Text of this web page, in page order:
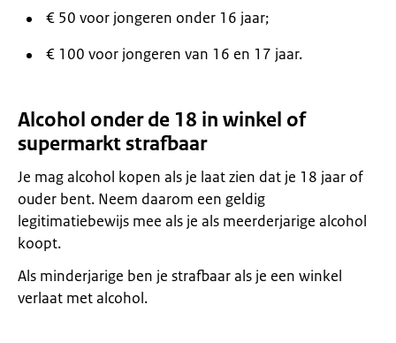
€ 50 voor jongeren onder 16 jaar;
€ 100 voor jongeren van 16 en 17 jaar.
Alcohol onder de 18 in winkel of
supermarkt strafbaar
Je mag alcohol kopen als je laat zien dat je 18 jaar of
ouder bent. Neem daarom een geldig
legitimatiebewijs mee als je als meerderjarige alcohol
koopt.
Als minderjarige ben je strafbaar als je een winkel
verlaat met alcohol.